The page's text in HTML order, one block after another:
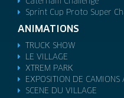
Caterham Challenge
Sprint Cup Proto Super
ANIMATIONS
TRUCK SHOW
LE VILLAGE
XTREM PARK
EXPOSITION DE CAMIONS
SCENE DU VILLAGE